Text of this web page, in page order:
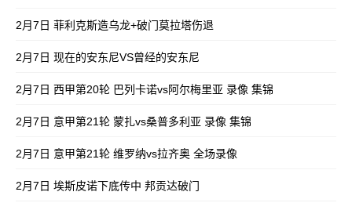
2月7日 菲利克斯造乌龙+破门莫拉塔伤退
2月7日 现在的安东尼VS曾经的安东尼
2月7日 西甲第20轮 巴列卡诺vs阿尔梅里亚 录像 集锦
2月7日 意甲第21轮 蒙扎vs桑普多利亚 录像 集锦
2月7日 意甲第21轮 维罗纳vs拉齐奥 全场录像
2月7日 埃斯皮诺下底传中 邦贡达破门